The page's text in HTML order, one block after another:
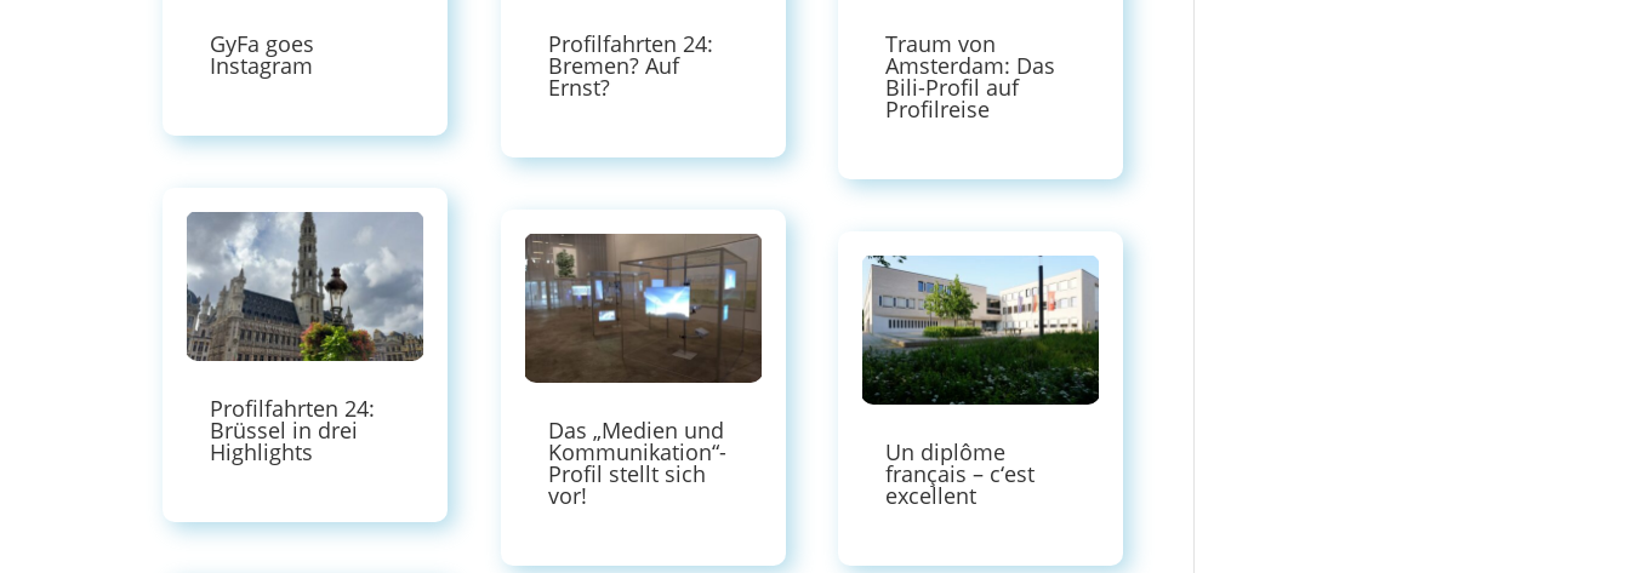
GyFa goes
Instagram
Profilfahrten 24:
Brüssel in drei
Highlights
Profilfahrten 24:
Bremen? Auf
Ernst?
Das „Medien und
Kommunikation“-
Profil stellt sich
vor!
Traum von
Amsterdam: Das
Bili-Profil auf
Profilreise
Un diplôme
français – c‘est
excellent